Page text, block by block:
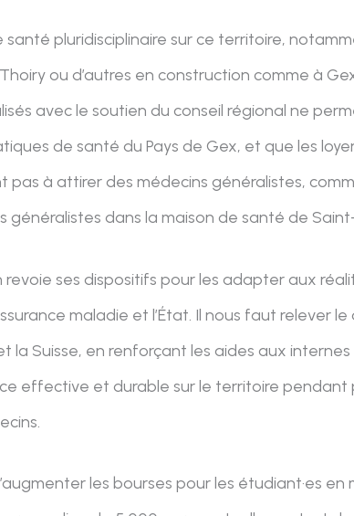
pluridisciplinaire sur ce territoire,
ou d’autres en construction comme à
avec le soutien du conseil régional ne
de santé du Pays de Gex, et que les
pas à attirer des médecins généralistes,
dans la maison de santé de
ses dispositifs pour les adapter aux
maladie et l’État. Il nous faut relever
la Suisse, en renforçant les aides aux
effective et durable sur le territoire pendant
les bourses pour les étudiant·es en